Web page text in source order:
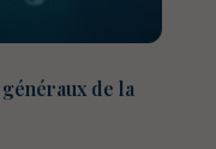
de la